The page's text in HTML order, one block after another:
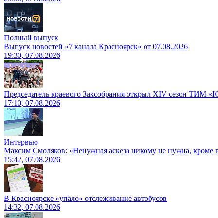
Полный выпуск
Выпуск новостей «7 канала Красноярск» от 07.08.2026
19:30, 07.08.2026
Председатель краевого Заксобрания открыл XIV сезон ТИМ
17:10, 07.08.2026
Интервью
Максим Смоляков: «Ненужная аскеза никому не нужна, кроме
15:42, 07.08.2026
В Красноярске «упало» отслеживание автобусов
14:32, 07.08.2026